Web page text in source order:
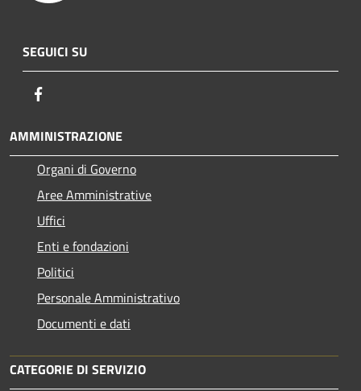
SEGUICI SU
AMMINISTRAZIONE
Organi di Governo
Aree Amministrative
Uffici
Enti e fondazioni
Politici
Personale Amministrativo
Documenti e dati
CATEGORIE DI SERVIZIO